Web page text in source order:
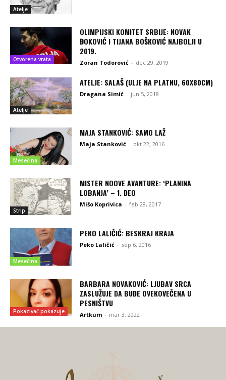
Atelje
Otvorena vrata
OLIMPIJSKI KOMITET SRBIJE: NOVAK
ĐOKOVIĆ I TIJANA BOŠKOVIĆ NAJBOLJI U
2019.
Zoran Todorović - dec 29, 2019
Atelje
ATELJE: SALAŠ (ULJE NA PLATNU, 60X80CM)
Dragana Simić - jun 5, 2018
Mesečina
MAJA STANKOVIĆ: SAMO LAŽ
Maja Stanković - okt 22, 2016
Strip
MISTER NOOVE AVANTURE: ‘PLANINA
LOBANJA’ – 1. DEO
Mišo Koprivica - feb 28, 2017
Mesečina
PEKO LALIČIĆ: BESKRAJ KRAJA
Peko Laličić - sep 6, 2016
Pokazivač pokazuje
BARBARA NOVAKOVIĆ: LJUBAV SRCA
ZASLUŽUJE DA BUDE OVEKOVEČENA U
PESNIŠTVU
Artkum - mar 3, 2022